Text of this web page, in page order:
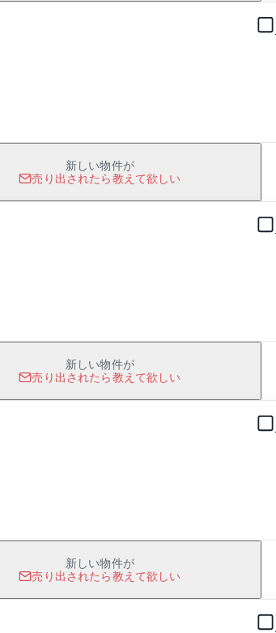
新しい物件が
売り出されたら教えて欲しい
1 / 0
新しい物件が
売り出されたら教えて欲しい
1 / 0
新しい物件が
売り出されたら教えて欲しい
1 / 0